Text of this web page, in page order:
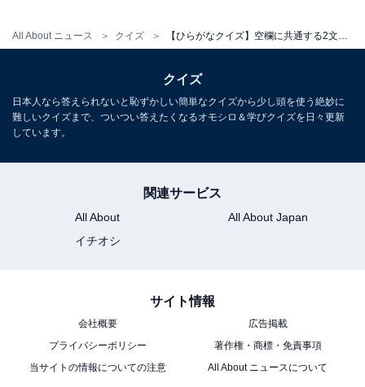
All About ニュース クイズ
クイズ
日本人なら答えられないと恥ずかしい簡単なクイズから少し頭を使う絶妙に
難しいクイズまで、ついつい答えたくなるオモシロ＆学びクイズを日々更新
しています。
関連サービス
All About
All About Japan
イチオシ
サイト情報
会社概要
広告掲載
プライバシーポリシー
著作権・商標・免責事項
当サイトの情報についての注意
All About ニュースについて